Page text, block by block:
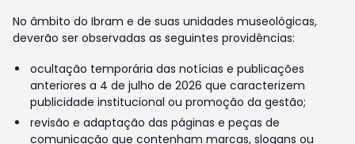
No âmbito do Ibram e de suas unidades museológicas,
deverão ser observadas as seguintes providências:
ocultação temporária das notícias e publicações
anteriores a 4 de julho de 2026 que caracterizem
publicidade institucional ou promoção da gestão;
revisão e adaptação das páginas e peças de
comunicação que contenham marcas, slogans ou